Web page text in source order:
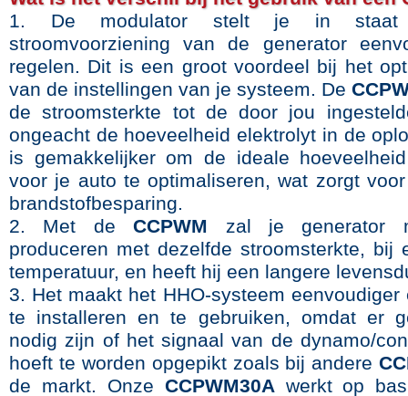
1. De modulator stelt je in
stroomvoorziening van de generator
regelen. Dit is een groot voordeel bij het
van de instellingen van je systeem. De
de stroomsterkte tot de door jou
ongeacht de hoeveelheid elektrolyt in de
is gemakkelijker om de ideale
voor je auto te optimaliseren, wat zorgt
brandstofbesparing.
2. Met deCCPWM zal je generator
produceren met dezelfde stroomsterkte, bij
temperatuur, en heeft hij een langere
3. Het maakt het HHO-systeem eenvoudiger
te installeren en te gebruiken, omdat er
nodig zijn of het signaal van de dynamo/
hoeft te worden opgepikt zoals bij andere
de markt. Onze CCPWM30Awerkt op